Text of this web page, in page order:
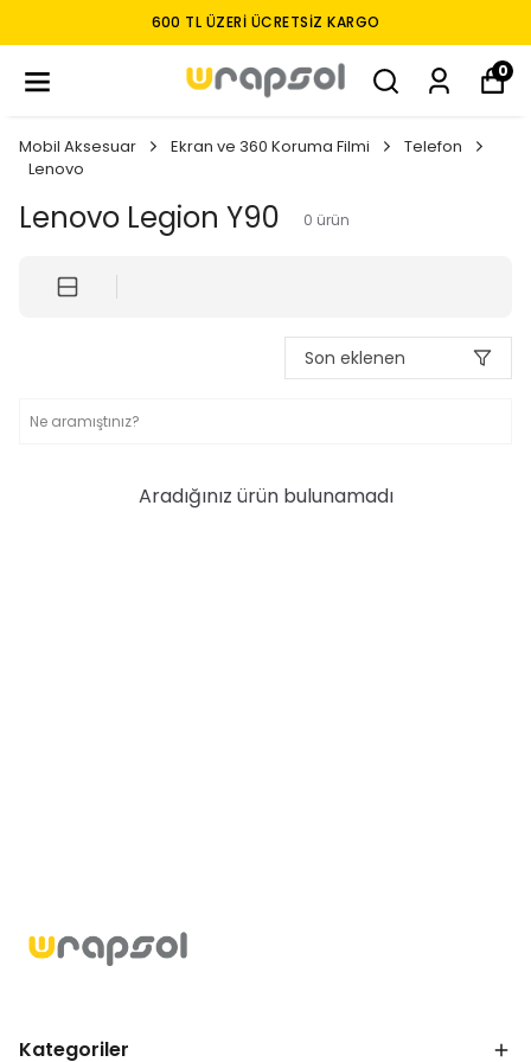
600 TL ÜZERI ÜCRETSIZ KARGO
0
Mobil Aksesuar Ekran ve 360 Koruma Filmi
Telefon
Lenovo
Lenovo Legion Y90 0 ürün
Son eklenen
Aradığınız ürün bulunamadı
Kategoriler